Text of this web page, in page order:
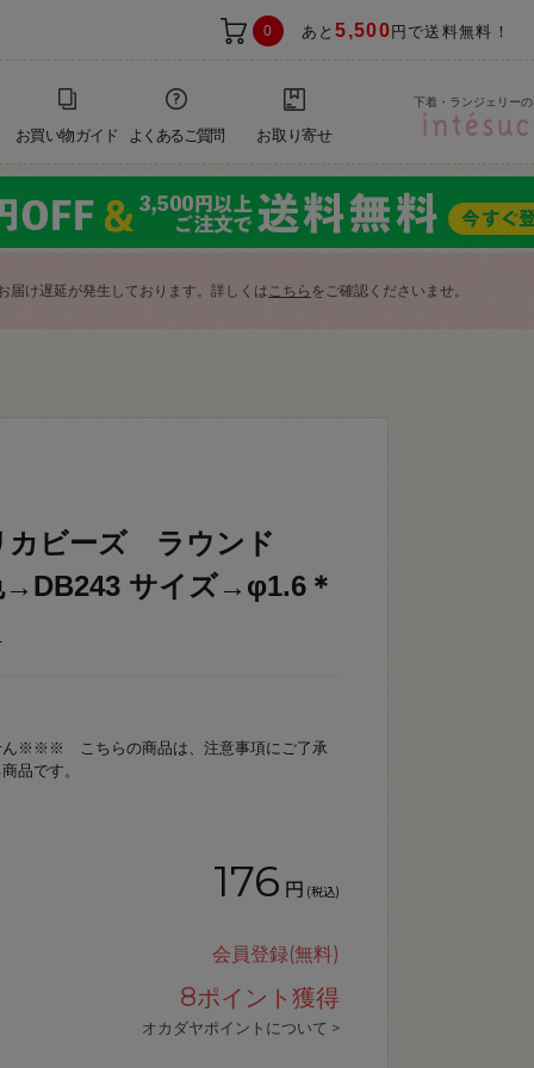
0 あと5,500 円で送料無料！
お買い物ガイド よくあるご質問 お取り寄せ
下着・ランジェリー
届け遅延が発生しております。詳しくはこちら をご確認くださいませ。
カビーズ ラウンド
→DB243 サイズ→φ1.6＊
※※※ こちらの商品は、注意事項にご了承
品です。
176 円 (税込)
会員登録(無料)
8ポイント獲得
オカダヤポイントについて >